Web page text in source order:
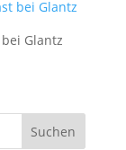
Glantz